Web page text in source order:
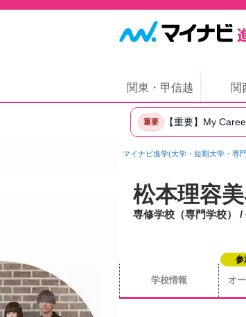
関東・甲信越 関
重要 【重要】My
マイナビ進学(大学・短期大学・専
松本理容
専修学校（専門学校） /
学校情報 オ
参